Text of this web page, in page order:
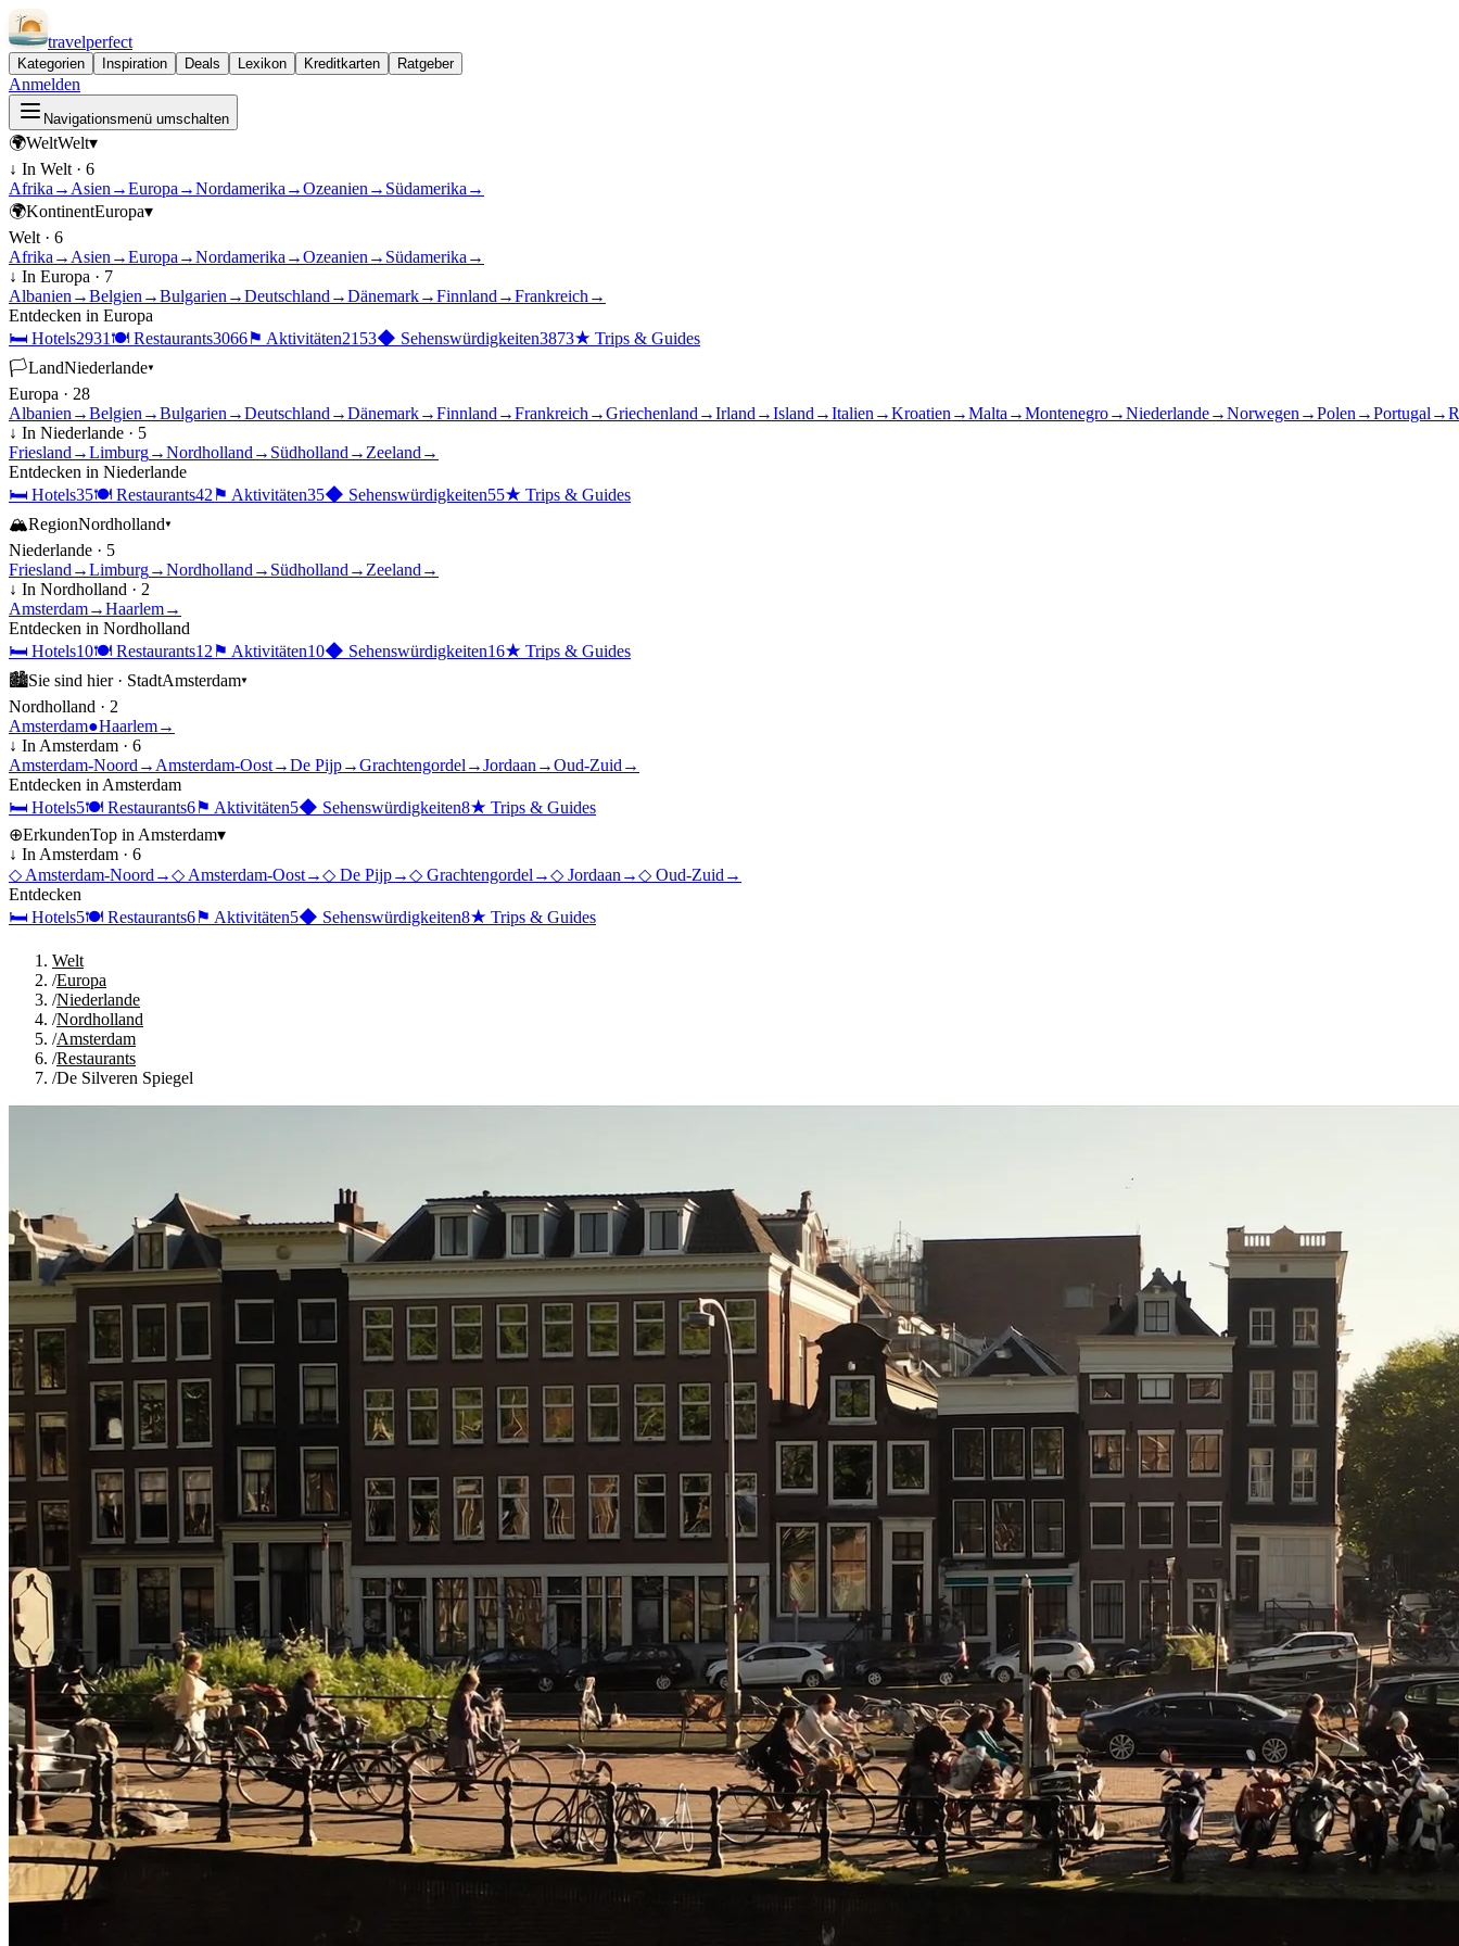
travelperfect
Kategorien Inspiration Deals Lexikon Kreditkarten Ratgeber
Anmelden
Navigationsmenü umschalten
🌍WeltWelt▾
↓ In Welt · 6
Afrika → Asien →Europa →Nordamerika →Ozeanien → Südamerika →
🌍KontinentEuropa▾
Welt · 6
Afrika → Asien →Europa →Nordamerika →Ozeanien → Südamerika →
↓ In Europa · 7
Albanien →Belgien →Bulgarien →Deutschland →Dänemark→Finnland →Frankreich →
Entdecken in Europa
🛏 Hotels2931 🍽 Restaurants3066⚑ Aktivitäten2153◆ Sehenswürdigkeiten3873★ Trips & Guides
🏳LandNiederlande▾
Europa · 28
Albanien →Belgien →Bulgarien →Deutschland →Dänemark→Finnland →Frankreich →Griechenland →Irland →Island →Italien →Kroatien →Malta →Montenegro→Niederlande→Norwegen →Polen →Portugal →
↓ In Niederlande · 5
Friesland →Limburg→Nordholland → Südholland → Zeeland →
Entdecken in Niederlande
🛏 Hotels35🍽 Restaurants42⚑ Aktivitäten35◆ Sehenswürdigkeiten55★ Trips & Guides
🏔RegionNordholland▾
Niederlande · 5
Friesland →Limburg→Nordholland → Südholland → Zeeland →
↓ In Nordholland · 2
Amsterdam→Haarlem→
Entdecken in Nordholland
🛏 Hotels10🍽 Restaurants12⚑ Aktivitäten10◆ Sehenswürdigkeiten16★ Trips & Guides
🏙Sie sind hier · StadtAmsterdam▾
Nordholland · 2
Amsterdam●Haarlem→
↓ In Amsterdam · 6
Amsterdam-Noord → Amsterdam-Oost→De Pijp→Grachtengordel →Jordaan →Oud-Zuid →
Entdecken in Amsterdam
🛏 Hotels5🍽 Restaurants6⚑ Aktivitäten5◆ Sehenswürdigkeiten8★ Trips & Guides
⊕ErkundenTop in Amsterdam▾
↓ In Amsterdam · 6
◇ Amsterdam-Noord →◇ Amsterdam-Oost→◇ De Pijp→◇ Grachtengordel →◇ Jordaan →◇ Oud-Zuid →
Entdecken
🛏 Hotels5🍽 Restaurants6⚑ Aktivitäten5◆ Sehenswürdigkeiten8★ Trips & Guides
Welt
/Europa
/Niederlande
/Nordholland
/Amsterdam
/Restaurants
/De Silveren Spiegel